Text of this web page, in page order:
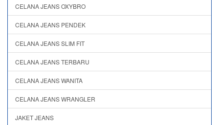
CELANA JEANS OXYBRO
CELANA JEANS PENDEK
CELANA JEANS SLIM FIT
CELANA JEANS TERBARU
CELANA JEANS WANITA
CELANA JEANS WRANGLER
JAKET JEANS